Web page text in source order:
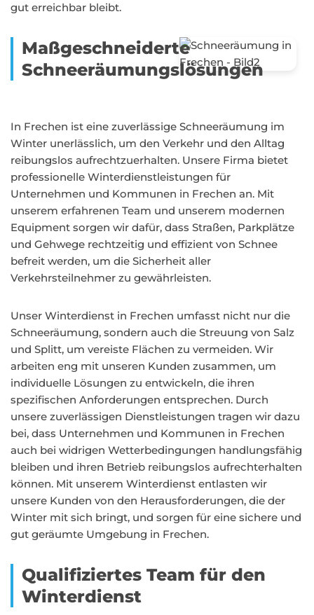
gut erreichbar bleibt.
Maßgeschneiderte
Schneeräumungslösungen
In Frechen ist eine zuverlässige Schneeräumung im
Winter unerlässlich, um den Verkehr und den Alltag
reibungslos aufrechtzuerhalten. Unsere Firma bietet
professionelle Winterdienstleistungen für
Unternehmen und Kommunen in Frechen an. Mit
unserem erfahrenen Team und unserem modernen
Equipment sorgen wir dafür, dass Straßen, Parkplätze
und Gehwege rechtzeitig und effizient von Schnee
befreit werden, um die Sicherheit aller
Verkehrsteilnehmer zu gewährleisten.
Unser Winterdienst in Frechen umfasst nicht nur die
Schneeräumung, sondern auch die Streuung von Salz
und Splitt, um vereiste Flächen zu vermeiden. Wir
arbeiten eng mit unseren Kunden zusammen, um
individuelle Lösungen zu entwickeln, die ihren
spezifischen Anforderungen entsprechen. Durch
unsere zuverlässigen Dienstleistungen tragen wir dazu
bei, dass Unternehmen und Kommunen in Frechen
auch bei widrigen Wetterbedingungen handlungsfähig
bleiben und ihren Betrieb reibungslos aufrechterhalten
können. Mit unserem Winterdienst entlasten wir
unsere Kunden von den Herausforderungen, die der
Winter mit sich bringt, und sorgen für eine sichere und
gut geräumte Umgebung in Frechen.
Qualifiziertes Team für den
Winterdienst